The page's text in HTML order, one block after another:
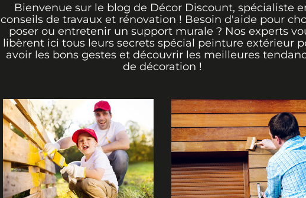
Bienvenue sur le blog de Décor Discount, spécialiste
conseils de travaux et rénovation ! Besoin d'aide pour
poser ou entretenir un support murale ? Nos experts
libèrent ici tous leurs secrets spécial peinture extérieur
avoir les bons gestes et découvrir les meilleures
de décoration !